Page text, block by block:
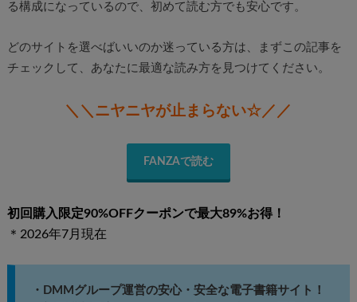
る構成になっているので、初めて読む方でも安心です。
どのサイトを選べばいいのか迷っている方は、まずこの記事を
チェックして、あなたに最適な読み方を見つけてください。
＼＼ニヤニヤが止まらない☆／／
FANZAで読む
初回購入限定90%OFFクーポンで最大89%お得！
＊2026年7月現在
・DMMグループ運営の安心・安全な電子書籍サイト！